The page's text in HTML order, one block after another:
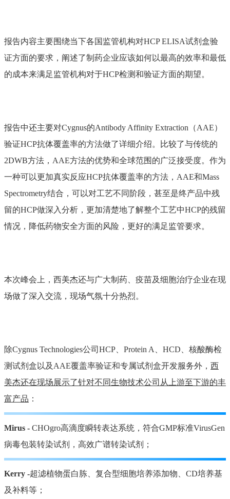
报告内容主要围绕当下各国监管机构对HCP ELISA试剂盒验
证方面的要求，阐述了制药企业应该如何以最高的效率和最低
的成本来满足监管机构对于HCP检测和验证方面的期望。
报告中还主要对Cygnus的Antibody Affinity Extraction（AAE）
验证HCP抗体覆盖率的方法做了详细介绍。比较了与传统的
2DWB方法，AAE方法的优势和全球范围的广泛接受度。作为
一种可以更加真实反应HCP抗体覆盖率的方法，AAE和Mass
Spectrometry结合，可以对工艺不同阶段，甚至是终产品中残
留的HCP做深入分析，更加清楚地了解整个工艺中HCP的残留
情况，降低药物安全方面的风险，更好的满足监管要求。
本次峰会上，西美杰还与广大制药、疫苗及细胞治疗企业在现
场做了深入交流，现场气氛十分热烈。
除Cygnus Technologies公司HCP、Protein A、HCD、核酸酶检
测试剂盒以及AAE覆盖率验证和专属试剂盒开发服务外， 西
美杰还在现场展示了针对不同生物技术公司从上游至下游的丰
富产品 ：
Mirus - CHOgro高滴度瞬转表达系统，符合GMP标准VirusGen
病毒包装转染试剂，高效广谱转染试剂；
Kerry -超滤植物蛋白胨、复合型细胞培养添加物、CD培养基
及补料等；